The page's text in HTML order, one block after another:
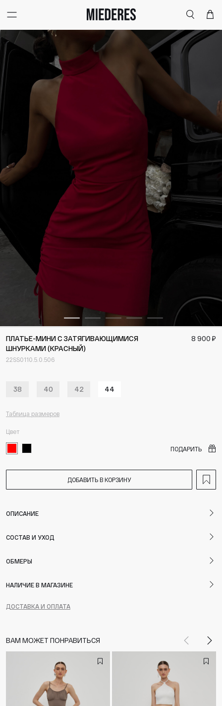
Меню Поиск
ПЛАТЬЕ-МИНИ С ЗАТЯГИВАЮЩИМИСЯ
ШНУРКАМИ (КРАСНЫЙ)
22SS0110.5.0.506
8 900 ₽
38 40 42 44
Таблица размеров
Цвет
ПОДАРИТЬ
ДОБАВИТЬ В КОРЗИНУ
ОПИСАНИЕ
СОСТАВ И УХОД
ОБМЕРЫ
НАЛИЧИЕ В МАГАЗИНЕ
ДОСТАВКА И ОПЛАТА
ВАМ МОЖЕТ ПОНРАВИТЬСЯ Назад